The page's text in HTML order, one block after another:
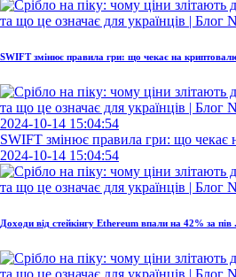
SWIFT змінює правила гри: що чекає на
2024-10-14 15:04:54
SWIFT змінює правила гри: що чекає
2024-10-14 15:04:54
Доходи від стейкінгу Ethereum впали на 42% за пів